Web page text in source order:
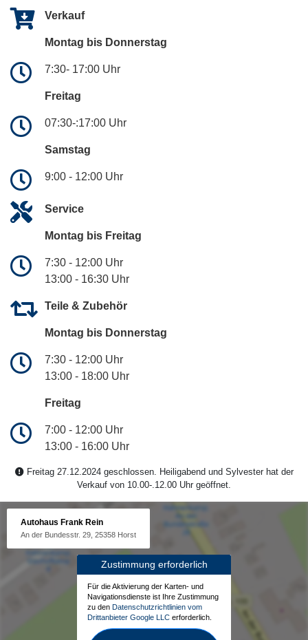
Verkauf
Montag bis Donnerstag
7:30- 17:00 Uhr
Freitag
07:30-:17:00 Uhr
Samstag
9:00 - 12:00 Uhr
Service
Montag bis Freitag
7:30 - 12:00 Uhr
13:00 - 16:30 Uhr
Teile & Zubehör
Montag bis Donnerstag
7:30 - 12:00 Uhr
13:00 - 18:00 Uhr
Freitag
7:00 - 12:00 Uhr
13:00 - 16:00 Uhr
Freitag 27.12.2024 geschlossen. Heiligabend und Sylvester hat der
Verkauf von 10.00-.12.00 Uhr geöffnet.
Autohaus Frank Rein
An der Bundesstr. 29, 25358 Horst
Zustimmung erforderlich
Für die Aktivierung der Karten- und
Navigationsdienste ist Ihre Zustimmung
zu den Datenschutzrichtlinien vom
Drittanbieter Google LLC erforderlich.